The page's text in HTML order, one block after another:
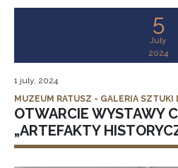
5
July
2024
1 july, 2024
MUZEUM RATUSZ - GALERIA SZTUKI
OTWARCIE WYSTAWY
„ARTEFAKTY